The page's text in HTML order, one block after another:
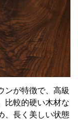
ンが特徴で、高級
比較的硬い木材な
、長く美しい状態